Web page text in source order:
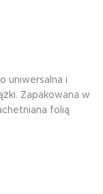
uniwersalna i
Zapakowana w
folią